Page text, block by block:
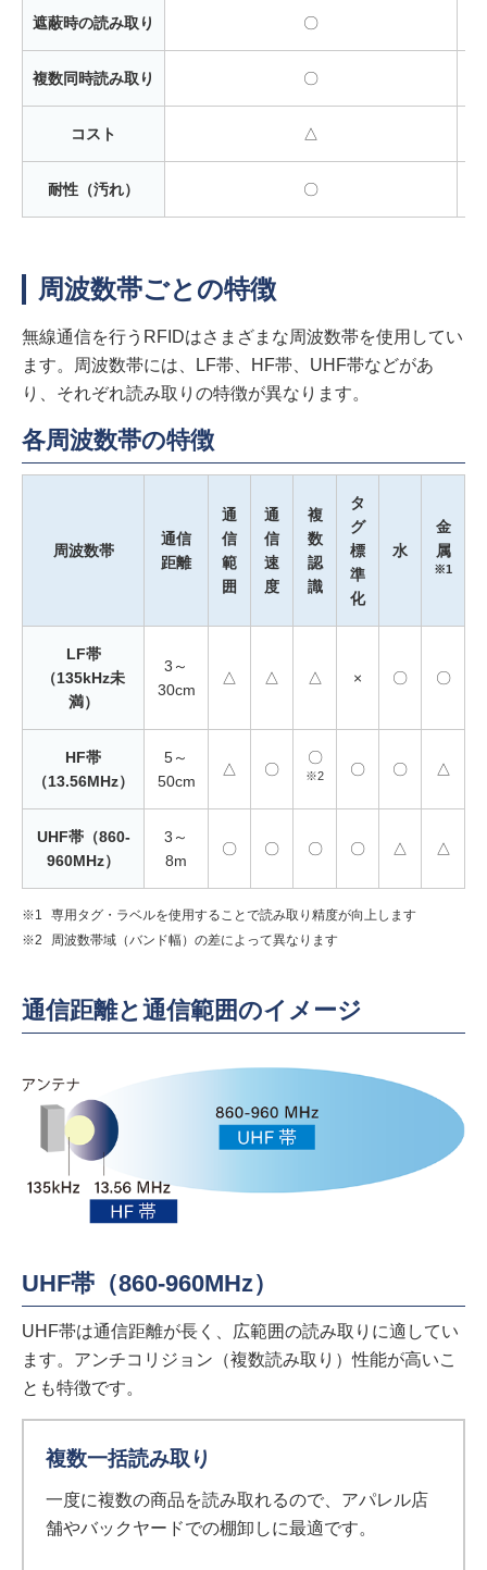
遮蔽時の読み取り 〇
複数同時読み取り 〇
コスト △
耐性（汚れ） 〇
周波数帯ごとの特徴
無線通信を行うRFIDはさまざまな周波数帯を使用してい
ます。周波数帯には、LF帯、HF帯、UHF帯などがあ
り、それぞれ読み取りの特徴が異なります。
各周波数帯の特徴
周波数帯
通信
距離
通
信
範
囲
通
信
速
度
複
数
認
識
タ
グ
標
準
化
水
金
属
※1
LF帯
（135kHz未
満）
3～
30cm
△ △ △ × 〇 〇
HF帯
（13.56MHz）
5～
50cm
△ 〇
〇
※2 〇 〇 △
UHF帯（860-
960MHz）
3～
8m
〇 〇 〇 〇 △ △
※1
専用タグ・ラベルを使用することで読み取り精度が向上します
※2
周波数帯域（バンド幅）の差によって異なります
通信距離と通信範囲のイメージ
UHF帯（860-960MHz）
UHF帯は通信距離が長く、広範囲の読み取りに適してい
ます。アンチコリジョン（複数読み取り）性能が高いこ
とも特徴です。
複数一括読み取り
一度に複数の商品を読み取れるので、アパレル店
舗やバックヤードでの棚卸しに最適です。